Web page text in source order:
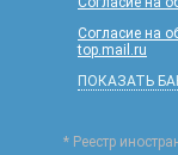
Согласие на
top.mail.ru
ПОКАЗАТЬ
* Реестр